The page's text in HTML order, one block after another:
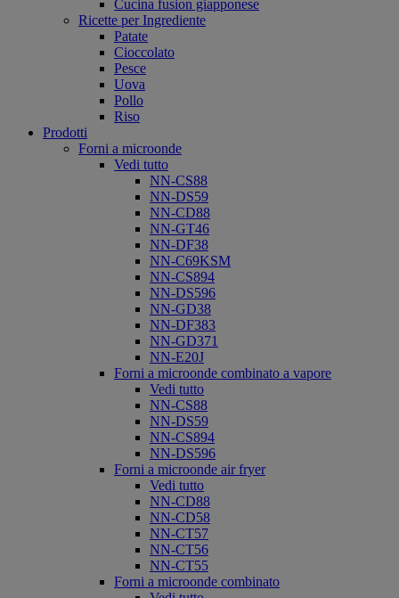
Cucina fusion giapponese
Ricette per Ingrediente
Patate
Cioccolato
Pesce
Uova
Pollo
Riso
Prodotti
Forni a microonde
Vedi tutto
NN-CS88
NN-DS59
NN-CD88
NN-GT46
NN-DF38
NN-C69KSM
NN-CS894
NN-DS596
NN-GD38
NN-DF383
NN-GD371
NN-E20J
Forni a microonde combinato a vapore
Vedi tutto
NN-CS88
NN-DS59
NN-CS894
NN-DS596
Forni a microonde air fryer
Vedi tutto
NN-CD88
NN-CD58
NN-CT57
NN-CT56
NN-CT55
Forni a microonde combinato